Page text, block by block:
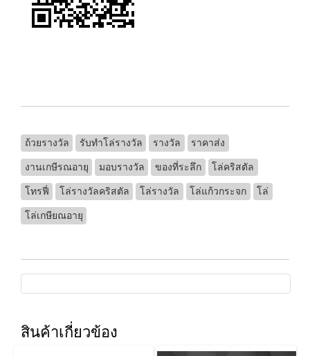
ถ้วยรางวัล รับทําโล่รางวัล รางวัล
ราคาส่ง
งานเกษีรณอายุ
มอบรางวัล ของที่ระลึก
โล่คริสตัล
โทรฟี่
โล่รางวัลคริสตัล โล่รางวัล โล่แก้วกระจก
โล่
โล่เกษียณอายุ
สินค้าเกี่ยวข้อง